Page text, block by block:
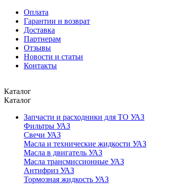
Оплата
Гарантии и возврат
Доставка
Партнерам
Отзывы
Новости и статьи
Контакты
Каталог
Каталог
Запчасти и расходники для ТО УАЗ
Фильтры УАЗ
Свечи УАЗ
Масла и технические жидкости УАЗ
Масла в двигатель УАЗ
Масла трансмиссионные УАЗ
Антифриз УАЗ
Тормозная жидкость УАЗ